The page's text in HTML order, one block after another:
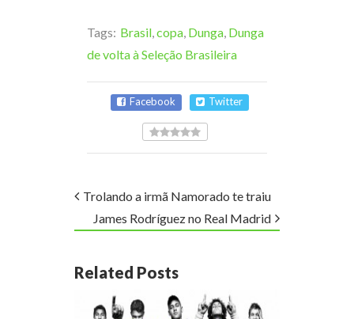
Tags: Brasil copa Dunga Dunga
de volta à Seleção Brasileira
Facebook Twitter
Trolando a irmã Namorado te traiu
James Rodríguez no Real Madrid
Related Posts